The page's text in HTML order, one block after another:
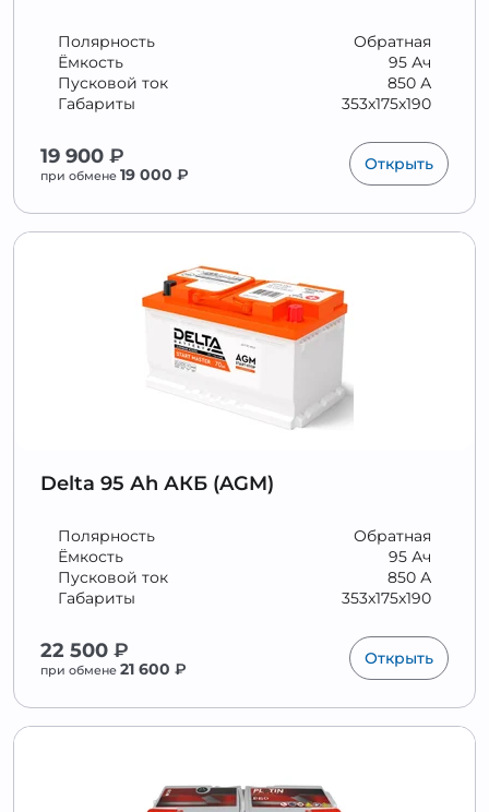
Обратная
Полярность
95 Ач
Ёмкость
850 А
Пусковой ток
353x175x190
Габариты
19 900 ₽
при обмене 19 000 ₽
Открыть
Delta 95 Аh АКБ (AGM)
Обратная
Полярность
95 Ач
Ёмкость
850 А
Пусковой ток
353x175x190
Габариты
22 500 ₽
при обмене 21 600 ₽
Открыть